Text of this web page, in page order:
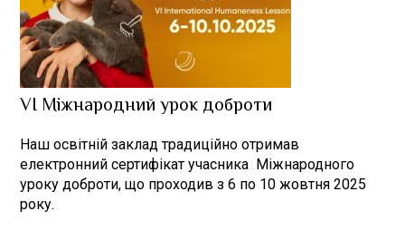
VІ Міжнародний урок доброти
Наш освітній заклад традиційно отримав
електронний сертифікат учасника Міжнародного
уроку доброти, що проходив з 6 по 10 жовтня 2025
року.